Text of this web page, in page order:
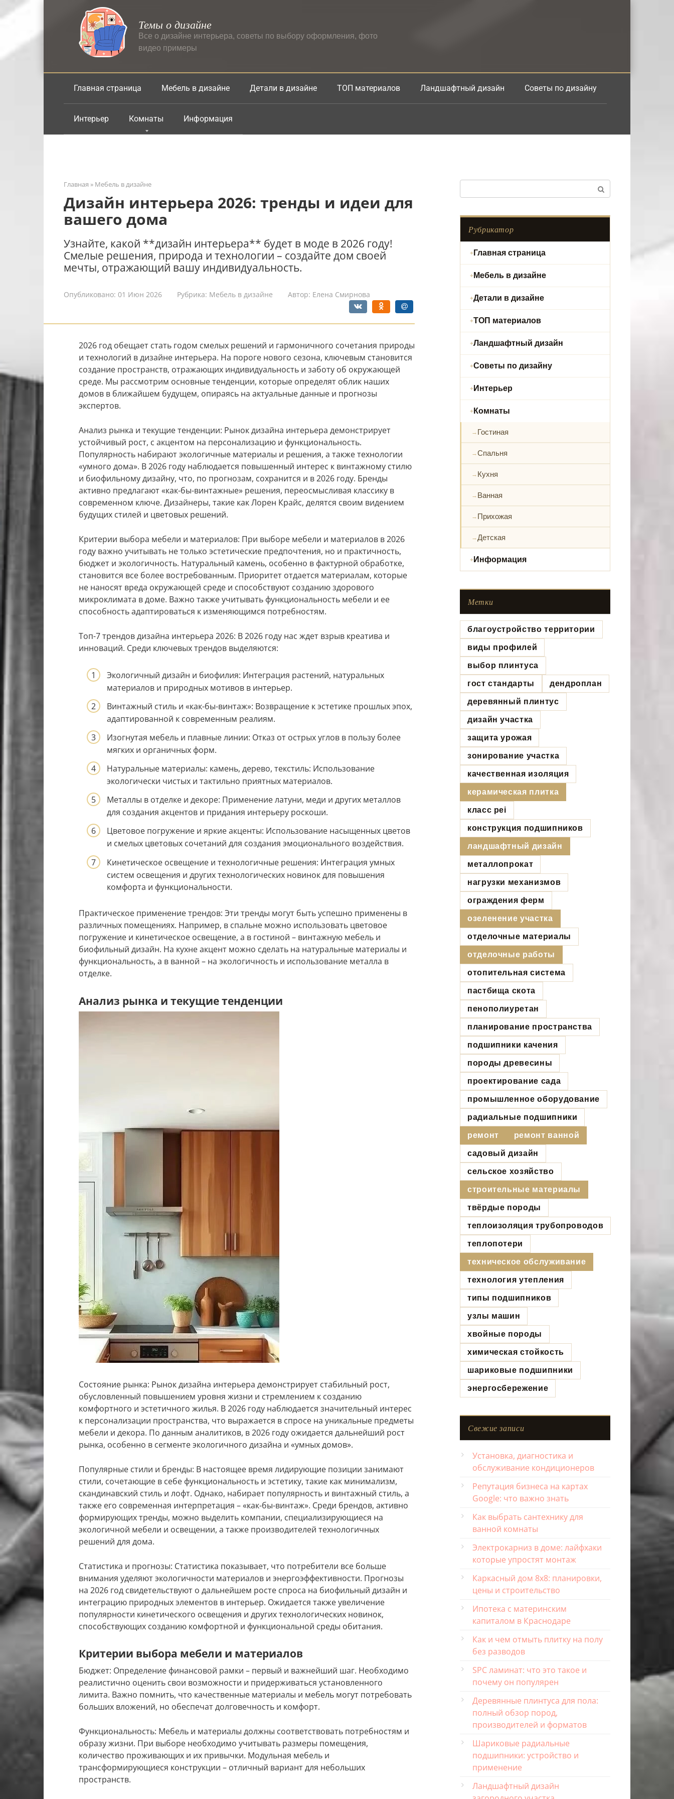
Перейти
к
Темы о дизайне
Все о дизайне интерьера, советы по выбору оформления, фото
видео примеры
Главная страница Мебель в дизайне Детали в дизайне ТОП материалов Ландшафтный дизайн Советы по дизайну
Интерьер Комнаты Информация
Главная » Мебель в дизайне
Дизайн интерьера 2026: тренды и идеи для
вашего дома
Узнайте, какой **дизайн интерьера** будет в моде в 2026 году!
Смелые решения, природа и технологии – создайте дом своей
мечты, отражающий вашу индивидуальность.
Опубликовано: 01 Июн 2026 Рубрика: Мебель в дизайне Автор: Елена Смирнова
2026 год обещает стать годом смелых решений и гармоничного сочетания природы
и технологий в дизайне интерьера. На пороге нового сезона, ключевым становится
создание пространств, отражающих индивидуальность и заботу об окружающей
среде. Мы рассмотрим основные тенденции, которые определят облик наших
домов в ближайшем будущем, опираясь на актуальные данные и прогнозы
экспертов.
Анализ рынка и текущие тенденции: Рынок дизайна интерьера демонстрирует
устойчивый рост, с акцентом на персонализацию и функциональность.
Популярность набирают экологичные материалы и решения, а также технологии
«умного дома». В 2026 году наблюдается повышенный интерес к винтажному стилю
и биофильному дизайну, что, по прогнозам, сохранится и в 2026 году. Бренды
активно предлагают «как-бы-винтажные» решения, переосмысливая классику в
современном ключе. Дизайнеры, такие как Лорен Крайс, делятся своим видением
будущих стилей и цветовых решений.
Критерии выбора мебели и материалов: При выборе мебели и материалов в 2026
году важно учитывать не только эстетические предпочтения, но и практичность,
бюджет и экологичность. Натуральный камень, особенно в фактурной обработке,
становится все более востребованным. Приоритет отдается материалам, которые
не наносят вреда окружающей среде и способствуют созданию здорового
микроклимата в доме. Важно также учитывать функциональность мебели и ее
способность адаптироваться к изменяющимся потребностям.
Топ-7 трендов дизайна интерьера 2026: В 2026 году нас ждет взрыв креатива и
инноваций. Среди ключевых трендов выделяются:
Экологичный дизайн и биофилия: Интеграция растений, натуральных
материалов и природных мотивов в интерьер.
Винтажный стиль и «как-бы-винтаж»: Возвращение к эстетике прошлых эпох,
адаптированной к современным реалиям.
Изогнутая мебель и плавные линии: Отказ от острых углов в пользу более
мягких и органичных форм.
Натуральные материалы: камень, дерево, текстиль: Использование
экологически чистых и тактильно приятных материалов.
Металлы в отделке и декоре: Применение латуни, меди и других металлов
для создания акцентов и придания интерьеру роскоши.
Цветовое погружение и яркие акценты: Использование насыщенных цветов
и смелых цветовых сочетаний для создания эмоционального воздействия.
Кинетическое освещение и технологичные решения: Интеграция умных
систем освещения и других технологических новинок для повышения
комфорта и функциональности.
Практическое применение трендов: Эти тренды могут быть успешно применены в
различных помещениях. Например, в спальне можно использовать цветовое
погружение и кинетическое освещение, а в гостиной – винтажную мебель и
биофильный дизайн. На кухне акцент можно сделать на натуральные материалы и
функциональность, а в ванной – на экологичность и использование металла в
отделке.
Анализ рынка и текущие тенденции
Состояние рынка: Рынок дизайна интерьера демонстрирует стабильный рост,
обусловленный повышением уровня жизни и стремлением к созданию
комфортного и эстетичного жилья. В 2026 году наблюдается значительный интерес
к персонализации пространства, что выражается в спросе на уникальные предметы
мебели и декора. По данным аналитиков, в 2026 году ожидается дальнейший рост
рынка, особенно в сегменте экологичного дизайна и «умных домов».
Популярные стили и бренды: В настоящее время лидирующие позиции занимают
стили, сочетающие в себе функциональность и эстетику, такие как минимализм,
скандинавский стиль и лофт. Однако, набирает популярность и винтажный стиль, а
также его современная интерпретация – «как-бы-винтаж». Среди брендов, активно
формирующих тренды, можно выделить компании, специализирующиеся на
экологичной мебели и освещении, а также производителей технологичных
решений для дома.
Статистика и прогнозы: Статистика показывает, что потребители все больше
внимания уделяют экологичности материалов и энергоэффективности. Прогнозы
на 2026 год свидетельствуют о дальнейшем росте спроса на биофильный дизайн и
интеграцию природных элементов в интерьер. Ожидается также увеличение
популярности кинетического освещения и других технологических новинок,
способствующих созданию комфортной и функциональной среды обитания.
Критерии выбора мебели и материалов
Бюджет: Определение финансовой рамки – первый и важнейший шаг. Необходимо
реалистично оценить свои возможности и придерживаться установленного
лимита. Важно помнить, что качественные материалы и мебель могут потребовать
больших вложений, но обеспечат долговечность и комфорт.
Функциональность: Мебель и материалы должны соответствовать потребностям и
образу жизни. При выборе необходимо учитывать размеры помещения,
количество проживающих и их привычки. Модульная мебель и
трансформирующиеся конструкции – отличный вариант для небольших
пространств.
Рубрикатор
Главная страница
Мебель в дизайне
Детали в дизайне
ТОП материалов
Ландшафтный дизайн
Советы по дизайну
Интерьер
Комнаты
Гостиная
Спальня
Кухня
Ванная
Прихожая
Детская
Информация
Метки
благоустройство территории
виды профилей
выбор плинтуса
гост стандарты дендроплан
деревянный плинтус
дизайн участка
защита урожая
зонирование участка
качественная изоляция
керамическая плитка
класс pei
конструкция подшипников
ландшафтный дизайн
металлопрокат
нагрузки механизмов
ограждения ферм
озеленение участка
отделочные материалы
отделочные работы
отопительная система
пастбища скота
пенополиуретан
планирование пространства
подшипники качения
породы древесины
проектирование сада
промышленное оборудование
радиальные подшипники
ремонт ремонт ванной
садовый дизайн
сельское хозяйство
строительные материалы
твёрдые породы
теплоизоляция трубопроводов
теплопотери
техническое обслуживание
технология утепления
типы подшипников
узлы машин
хвойные породы
химическая стойкость
шариковые подшипники
энергосбережение
Свежие записи
Установка, диагностика и
обслуживание кондиционеров
Репутация бизнеса на картах
Google: что важно знать
Как выбрать сантехнику для
ванной комнаты
Электрокарниз в доме: лайфхаки
которые упростят монтаж
Каркасный дом 8х8: планировки,
цены и строительство
Ипотека с материнским
капиталом в Краснодаре
Как и чем отмыть плитку на полу
без разводов
SPC ламинат: что это такое и
почему он популярен
Деревянные плинтуса для пола:
полный обзор пород,
производителей и форматов
Шариковые радиальные
подшипники: устройство и
применение
Ландшафтный дизайн